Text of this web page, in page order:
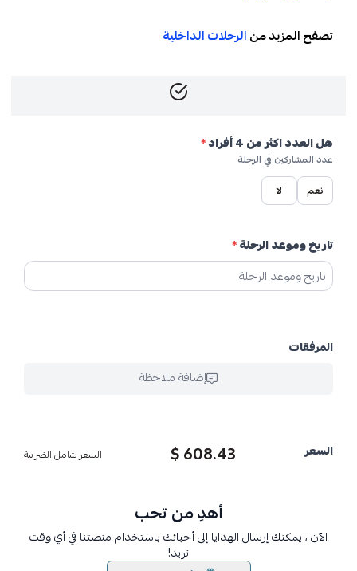
تصفح المزيد منالرحلات الداخلية
هل العدد اكثر من 4 أفراد *
عدد المشاركين في الرحلة
نعم لا
تاريخ وموعد الرحلة*
المرفقات
إضافة ملاحظة
السعر 608.43 $ السعر شامل الضريبة
أهدِ من تحب
الآن ، يمكنك إرسال الهدايا إلى أحبائك باستخدام منصتنا في أي وقت
تريد!